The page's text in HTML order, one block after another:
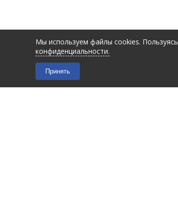
Мы используем файлы cookies.
конфиденциальности.
Принять